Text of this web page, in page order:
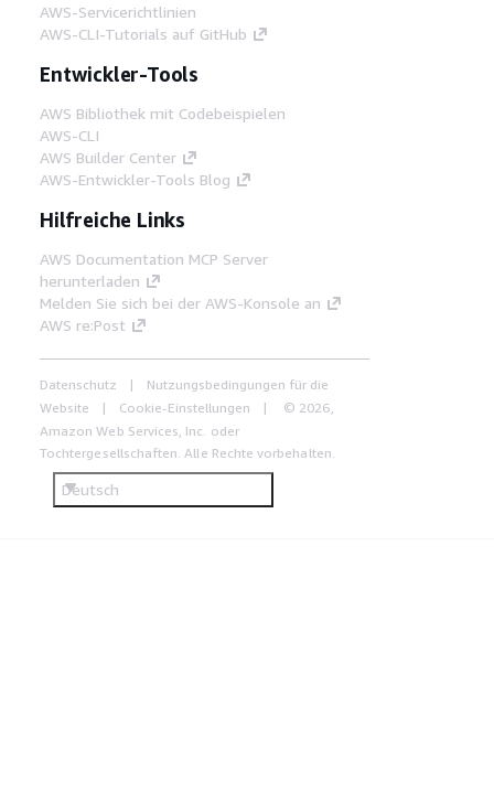
AWS-Servicerichtlinien
AWS-CLI-Tutorials auf GitHub
Entwickler-Tools
AWS Bibliothek mit Codebeispielen
AWS-CLI
AWS Builder Center
AWS-Entwickler-Tools Blog
Hilfreiche Links
AWS Documentation MCP Server
herunterladen
Melden Sie sich bei der AWS-Konsole an
AWS re:Post
Datenschutz
Nutzungsbedingungen für die
Website
Cookie-Einstellungen
© 2026,
Amazon Web Services, Inc. oder
Tochtergesellschaften. Alle Rechte vorbehalten.
Deutsch